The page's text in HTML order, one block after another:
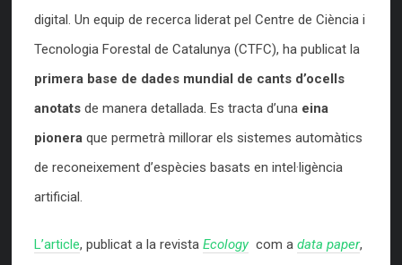
digital. Un equip de recerca liderat pel Centre de Ciència i
Tecnologia Forestal de Catalunya (CTFC), ha publicat la
primera base de dades mundial de cants d’ocells
anotats de manera detallada. Es tracta d’una eina
pionera que permetrà millorar els sistemes automàtics
de reconeixement d’espècies basats en intel·ligència
artificial.
L’article, publicat a la revista Ecologycom a data paper,